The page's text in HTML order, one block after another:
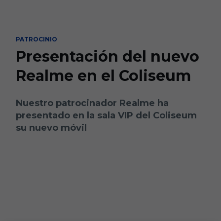
PATROCINIO
Presentación del nuevo
Realme en el Coliseum
Nuestro patrocinador Realme ha
presentado en la sala VIP del Coliseum
su nuevo móvil